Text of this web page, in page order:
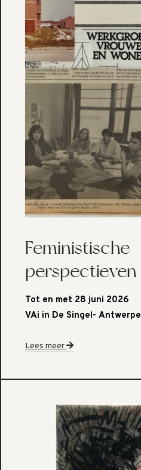
Feministische
perspectieven
Tot en met 28 juni 2026
VAi in De Singel-
Lees meer